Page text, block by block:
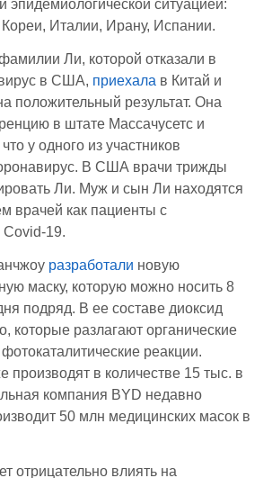
эпидемиологической ситуацией:
Италии, Ирану, Испании.
Ли, которой отказали в
в США, приехала в Китай и
положительный результат. Она
в штате Массачусетс и
у одного из участников
В США врачи трижды
Ли. Муж и сын Ли находятся
врачей как пациенты с
19.
разработали новую
маску, которую можно носить 8
подряд. В ее составе диоксид
которые разлагают органические
реакции.
производят в количестве 15 тыс. в
компания BYD недавно
50 млн медицинских масок в
отрицательно влиять на